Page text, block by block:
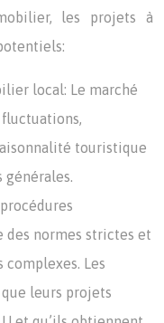
les projets à
local: Le marché
touristique
générales.
des normes strictes et
Les
leurs projets